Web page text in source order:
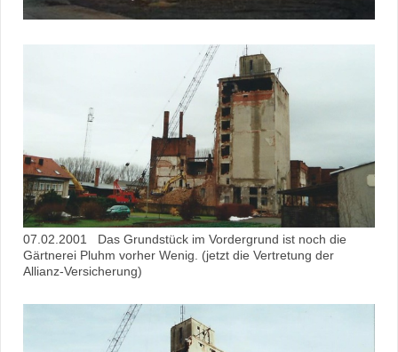
07.02.2001 Das Grundstück im Vordergrund ist noch die
Gärtnerei Pluhm vorher Wenig. (jetzt die Vertretung der
Allianz-Versicherung)